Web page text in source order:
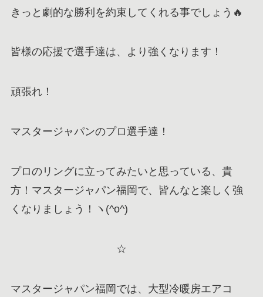
きっと劇的な勝利を約束してくれる事でしょう🔥
皆様の応援で選手達は、より強くなります！
頑張れ！
マスタージャパンのプロ選手達！
プロのリングに立ってみたいと思っている、貴
方！マスタージャパン福岡で、皆んなと楽しく強
くなりましょう！ヽ(^o^)
☆
マスタージャパン福岡では、大型冷暖房エアコ